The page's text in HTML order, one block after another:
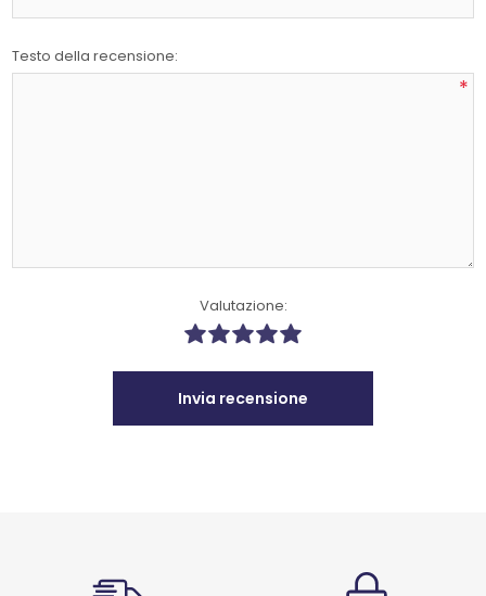
Testo della recensione:
*
Valutazione:
Invia recensione